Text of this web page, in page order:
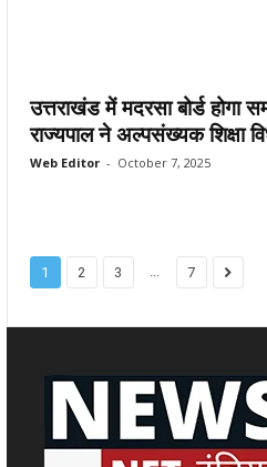
उत्तराखंड में मदरसा बोर्ड होगा
राज्यपाल ने अल्पसंख्यक शिक्षा
Web Editor - October 7, 2025
1 2 3 ... 7